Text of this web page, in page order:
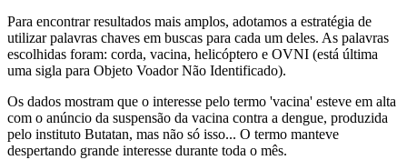
Para encontrar resultados mais amplos, adotamos a estratégia de
utilizar palavras chaves em buscas para cada um deles. As palavras
escolhidas foram: corda, vacina, helicóptero e OVNI (está última
uma sigla para Objeto Voador Não Identificado).
Os dados mostram que o interesse pelo termo 'vacina' esteve em alta
com o anúncio da suspensão da vacina contra a dengue, produzida
pelo instituto Butatan, mas não só isso... O termo manteve
despertando grande interesse durante toda o mês.